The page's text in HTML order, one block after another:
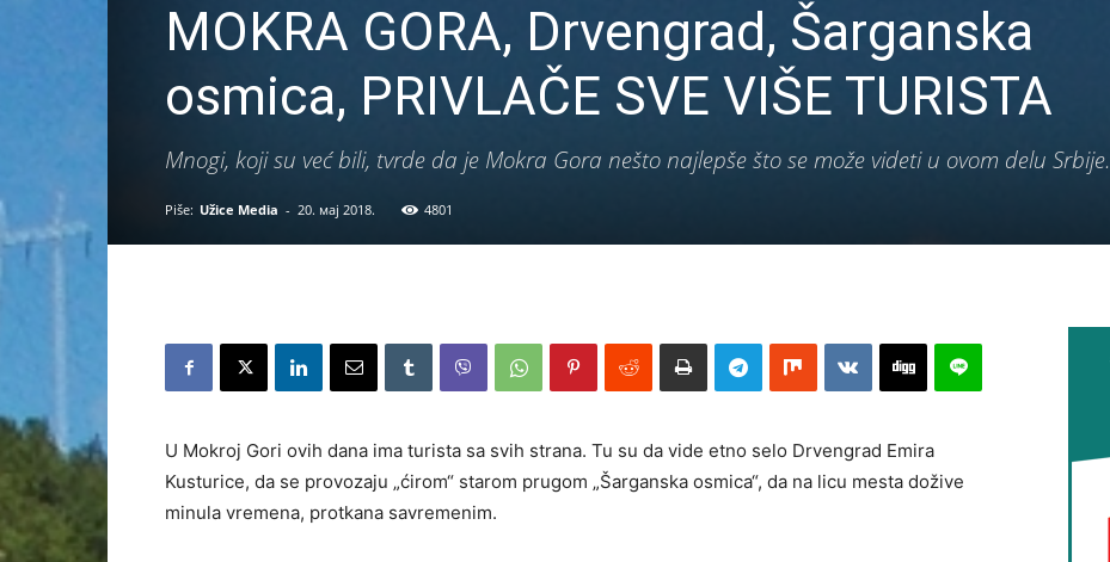
MOKRA GORA, Drvengrad, Šarganska
osmica, PRIVLAČE SVE VIŠE TURISTA
Mnogi, koji su već bili, tvrde da je Mokra Gora nešto najlepše što se može videti u ovom delu Srbije.
Piše: Užice Media - 20. мај 2018. 4801
U Mokroj Gori ovih dana ima turista sa svih strana. Tu su da vide etno selo Drvengrad Emira
Kusturice, da se provozaju „ćirom“ starom prugom „Šarganska osmica“, da na licu mesta dožive
minula vremena, protkana savremenim.